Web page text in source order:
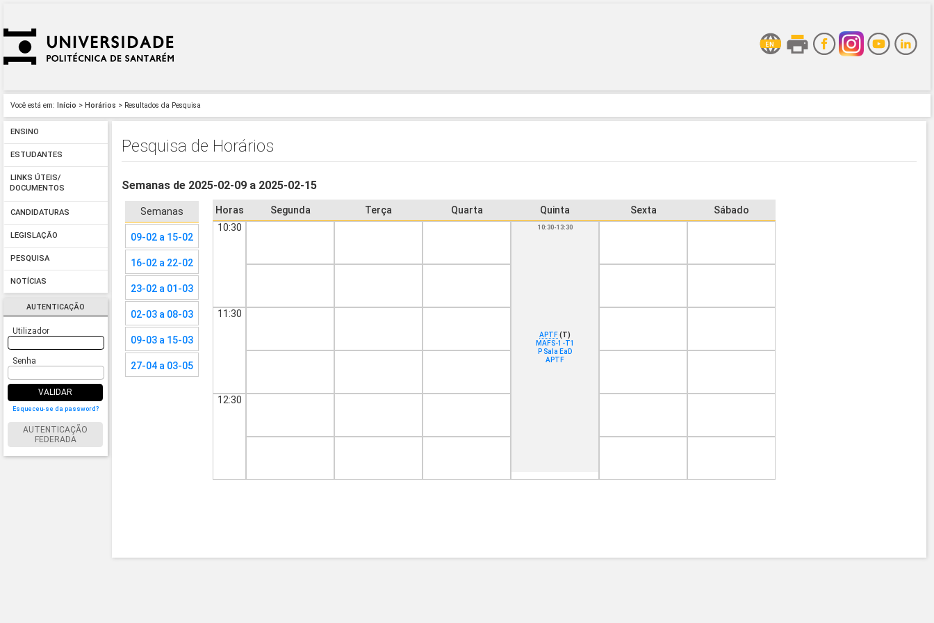
Você está em: Início > Horários > Resultados da Pesquisa
ENSINO
ESTUDANTES
LINKS ÚTEIS/
DOCUMENTOS
CANDIDATURAS
LEGISLAÇÃO
PESQUISA
NOTÍCIAS
AUTENTICAÇÃO
Utilizador
Senha
VALIDAR
Esqueceu-se da password?
AUTENTICAÇÃO
FEDERADA
Pesquisa de Horários
Semanas de 2025-02-09 a 2025-02-15
Semanas
09-02 a 15-02
16-02 a 22-02
23-02 a 01-03
02-03 a 08-03
09-03 a 15-03
27-04 a 03-05
Horas Segunda Terça Quarta Quinta Sexta
Sábado
10:30
10:30-13:30
APTF(T)
MAFS-1-T1
P Sala EaD
APTF
11:30
12:30